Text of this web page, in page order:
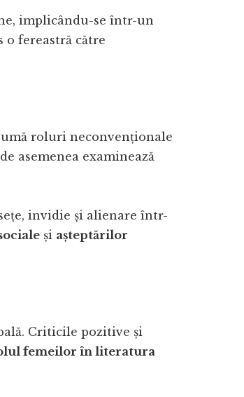
implicându-se într-un
o fereastră către
roluri neconvenționale
asemenea examinează
invidie și alienare într-
și așteptărilor
Criticile pozitive și
femeilor în literatura